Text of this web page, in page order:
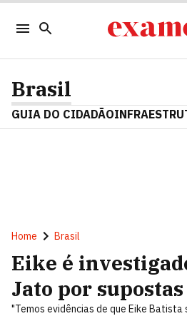
Brasil
GUIA DO CIDADÃO
Home Brasil
Eike é
Jato por
"Temos evidências de que Eike